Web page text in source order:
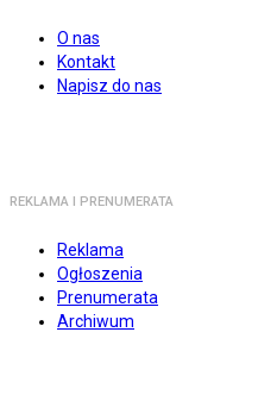
O nas
Kontakt
Napisz do nas
REKLAMA I PRENUMERATA
Reklama
Ogłoszenia
Prenumerata
Archiwum